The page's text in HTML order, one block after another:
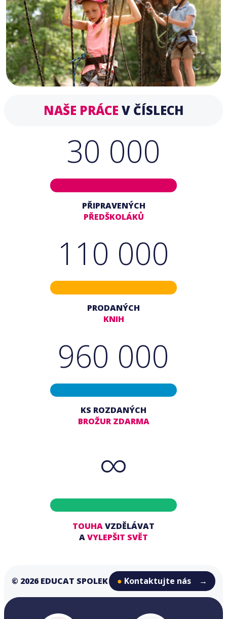
NAŠE PRÁCE V ČÍSLECH
30 000
PŘIPRAVENÝCH
PŘEDŠKOLÁKŮ
110 000
PRODANÝCH
KNIH
960 000
KS ROZDANÝCH
BROŽUR ZDARMA
∞
TOUHAVZDĚLÁVAT
AVYLEPŠIT SVĚT
© 2026 EDUCAT SPOLEK Kontaktujte nás